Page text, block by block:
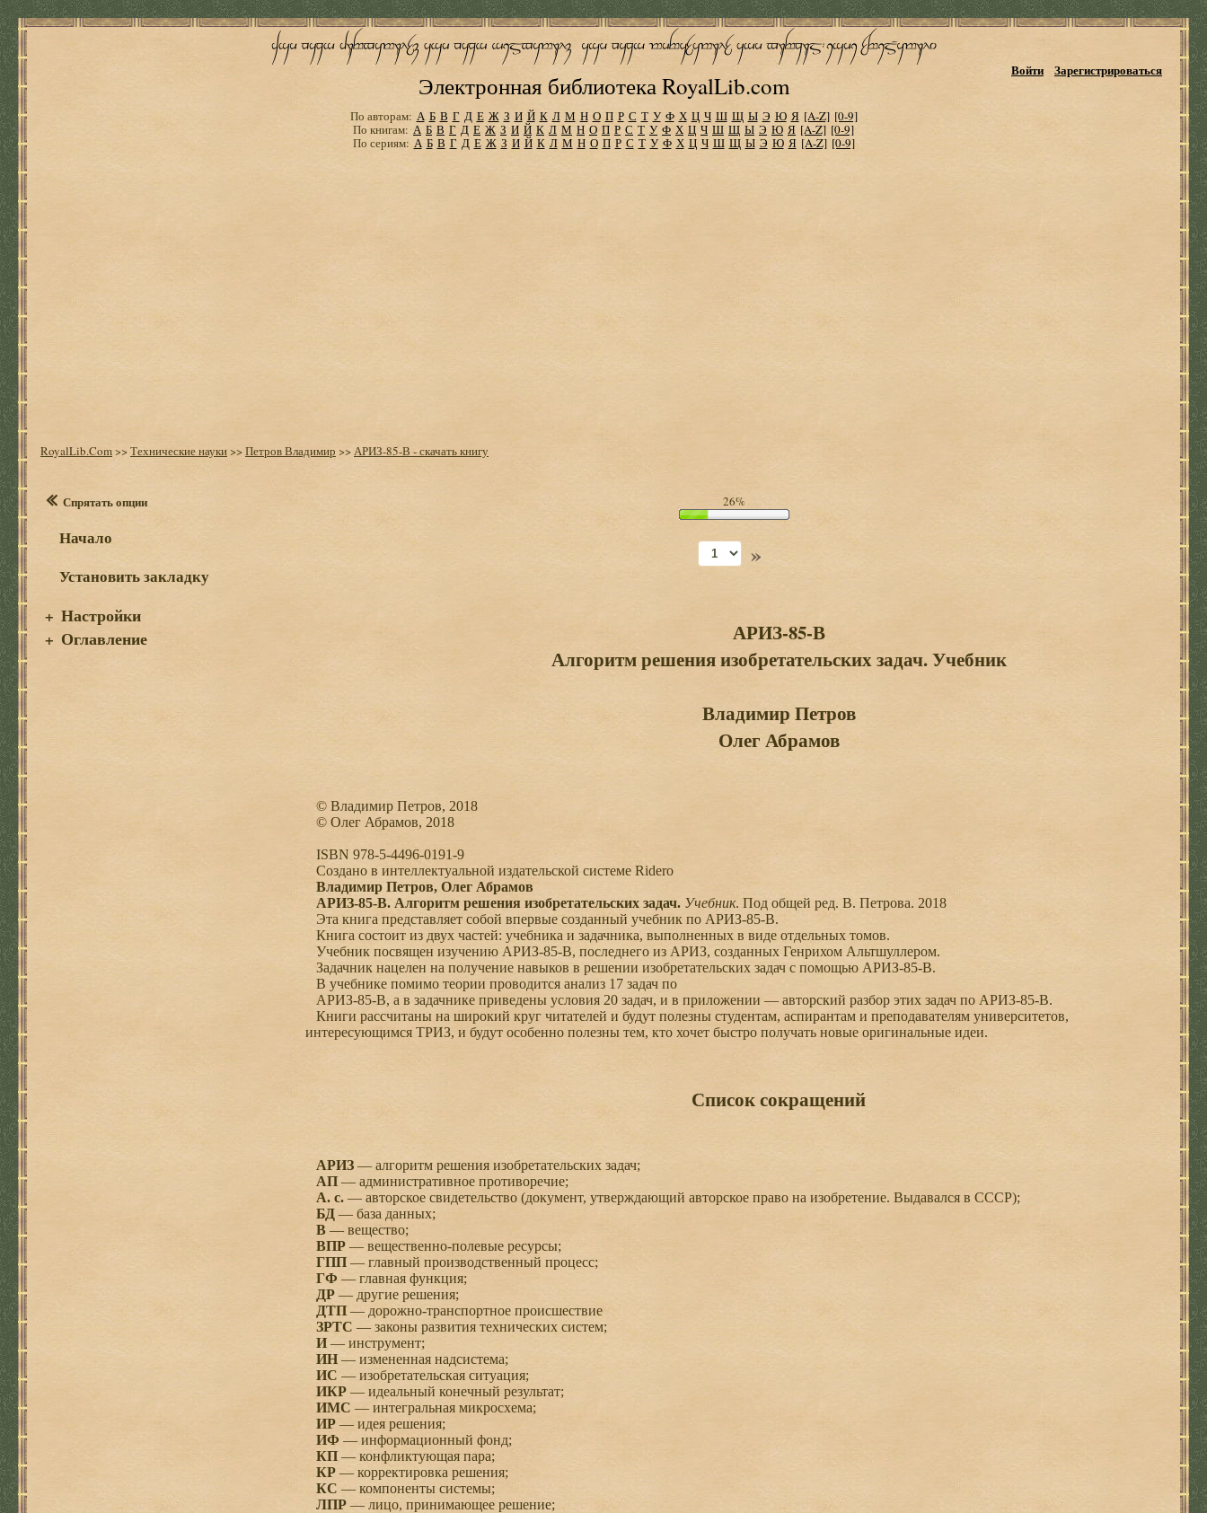
Электронная библиотека RoyalLib.com
Войти Зарегистрироваться
По авторам: А Б В Г Д Е Ж З И Й К Л М Н О П Р С Т У Ф Х Ц Ч Ш Щ Ы Э Ю Я [A-Z] [0-9]
По книгам: А Б В Г Д Е Ж З И Й К Л М Н О П Р С Т У Ф Х Ц Ч Ш Щ Ы Э Ю Я [A-Z] [0-9]
По сериям: А Б В Г Д Е Ж З И Й К Л М Н О П Р С Т У Ф Х Ц Ч Ш Щ Ы Э Ю Я [A-Z] [0-9]
RoyalLib.Com>>Технические науки>>Петров Владимир >>АРИЗ-85-В - скачать книгу
Спрятать опции
Начало
Установить закладку
+ Настройки
+ Оглавление
26%
»
АРИЗ-85-В
Алгоритм решения изобретательских задач. Учебник
Владимир Петров
Олег Абрамов
© Владимир Петров, 2018
© Олег Абрамов, 2018
ISBN 978-5-4496-0191-9
Создано в интеллектуальной издательской системе Ridero
Владимир Петров, Олег Абрамов
АРИЗ-85-В. Алгоритм решения изобретательских задач. Учебник. Под общей ред. В. Петрова. 2018
Эта книга представляет собой впервые созданный учебник по АРИЗ-85-В.
Книга состоит из двух частей: учебника и задачника, выполненных в виде отдельных томов.
Учебник посвящен изучению АРИЗ-85-В, последнего из АРИЗ, созданных Генрихом Альтшуллером.
Задачник нацелен на получение навыков в решении изобретательских задач с помощью АРИЗ-85-В.
В учебнике помимо теории проводится анализ 17 задач по
АРИЗ-85-В, а в задачнике приведены условия 20 задач, и в приложении — авторский разбор этих задач по АРИЗ-85-В.
Книги рассчитаны на широкий круг читателей и будут полезны студентам, аспирантам и преподавателям университетов,
интересующимся ТРИЗ, и будут особенно полезны тем, кто хочет быстро получать новые оригинальные идеи.
Список сокращений
АРИЗ — алгоритм решения изобретательских задач;
АП — административное противоречие;
А. с. — авторское свидетельство (документ, утверждающий авторское право на изобретение. Выдавался в СССР);
БД — база данных;
В — вещество;
ВПР — вещественно-полевые ресурсы;
ГПП — главный производственный процесс;
ГФ — главная функция;
ДР — другие решения;
ДТП — дорожно-транспортное происшествие
ЗРТС — законы развития технических систем;
И — инструмент;
ИН— измененная надсистема;
ИС — изобретательская ситуация;
ИКР — идеальный конечный результат;
ИМС — интегральная микросхема;
ИР — идея решения;
ИФ — информационный фонд;
КП — конфликтующая пара;
КР — корректировка решения;
КС — компоненты системы;
ЛПР — лицо, принимающее решение;